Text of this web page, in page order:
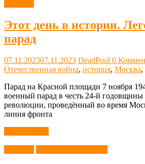
Этот день в истории.
парад
07.11.202307.11.2023 DeadPool 0
Отечественная война, история, Москва,
Парад на Красной площади 7 ноября
военный парад в честь 24-й годовщины
революции, проведённый во время
линия фронта